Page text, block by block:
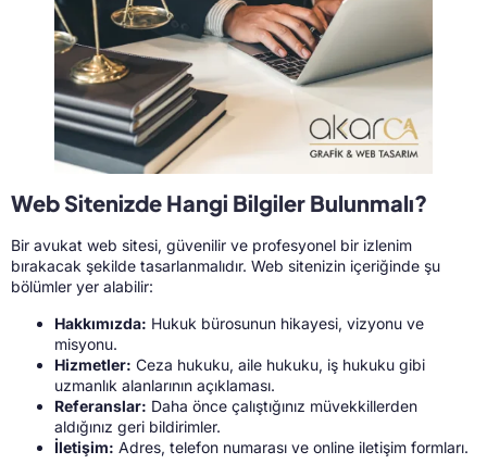
Web Sitenizde Hangi Bilgiler Bulunmalı?
Bir avukat web sitesi, güvenilir ve profesyonel bir izlenim
bırakacak şekilde tasarlanmalıdır. Web sitenizin içeriğinde şu
bölümler yer alabilir:
Hakkımızda: Hukuk bürosunun hikayesi, vizyonu ve
misyonu.
Hizmetler: Ceza hukuku, aile hukuku, iş hukuku gibi
uzmanlık alanlarının açıklaması.
Referanslar: Daha önce çalıştığınız müvekkillerden
aldığınız geri bildirimler.
İletişim: Adres, telefon numarası ve online iletişim formları.